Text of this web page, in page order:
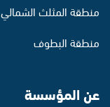
منطقة المثلث الشمالي
منطقة البطوف
عن المؤسسة